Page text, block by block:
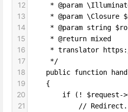
12
* @param
13
* @param \Closure
14
* @param string
15
     * @return mixed
16
* translator
17
     */
18
public function
19
    {
20
if (! $request-
21
//